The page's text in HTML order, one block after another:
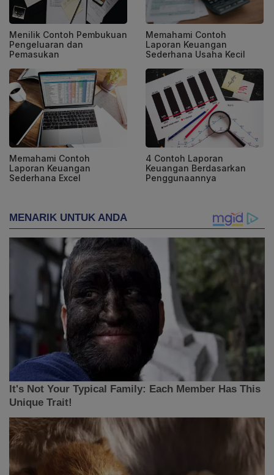
Menilik Contoh Pembukuan
Pengeluaran dan
Pemasukan
Memahami Contoh
Laporan Keuangan
Sederhana Usaha Kecil
Memahami Contoh
Laporan Keuangan
Sederhana Excel
4 Contoh Laporan
Keuangan Berdasarkan
Penggunaannya